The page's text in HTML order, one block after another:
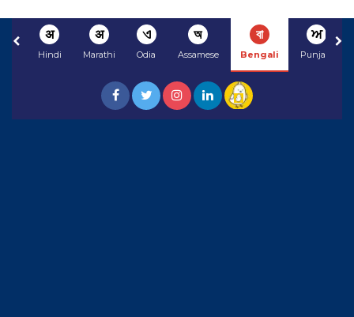
अ
Hindi
अ
Marathi
ଏ
Odia
অ
Assamese
বা
Bengali
ਅ
Punjabi